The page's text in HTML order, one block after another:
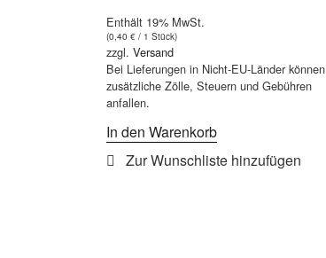
Enthält 19% MwSt.
(0,40 € / 1 Stück)
zzgl. Versand
Bei Lieferungen in Nicht-EU-Länder können
zusätzliche Zölle, Steuern und Gebühren
anfallen.
In den Warenkorb